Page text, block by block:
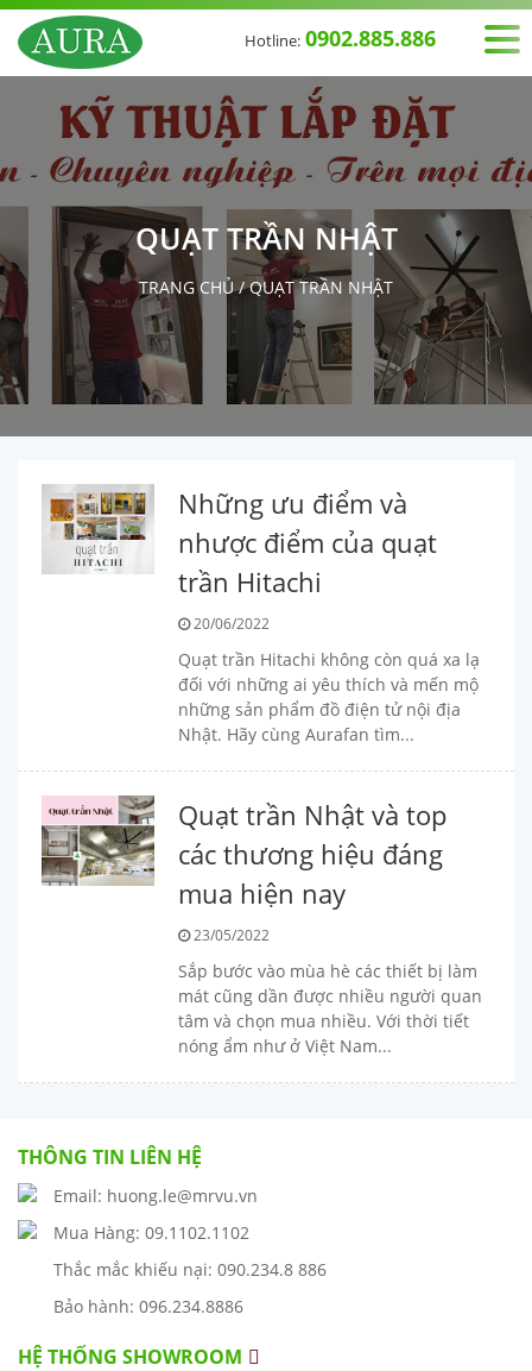
Hotline: 0902.885.886
QUẠT TRẦN NHẬT
TRANG CHỦ/QUẠT TRẦN NHẬT
Những ưu điểm và
nhược điểm của quạt
trần Hitachi
20/06/2022
Quạt trần Hitachi không còn quá xa lạ
đối với những ai yêu thích và mến mộ
những sản phẩm đồ điện tử nội địa
Nhật. Hãy cùng Aurafan tìm...
Quạt trần Nhật và top
các thương hiệu đáng
mua hiện nay
23/05/2022
Sắp bước vào mùa hè các thiết bị làm
mát cũng dần được nhiều người quan
tâm và chọn mua nhiều. Với thời tiết
nóng ẩm như ở Việt Nam...
THÔNG TIN LIÊN HỆ
Email: huong.le@mrvu.vn
Mua Hàng: 09.1102.1102
Thắc mắc khiếu nại: 090.234.8 886
Bảo hành: 096.234.8886
HỆ THỐNG SHOWROOM